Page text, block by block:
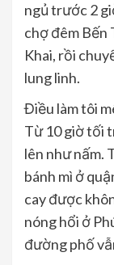
ngủ trước 2
chợ đêm Bến
Khai, rồi
lung linh.
Điều làm tôi
Từ 10 giờ tối
lên như nấm.
bánh mì ở
cay được
nóng hổi ở
đường phố